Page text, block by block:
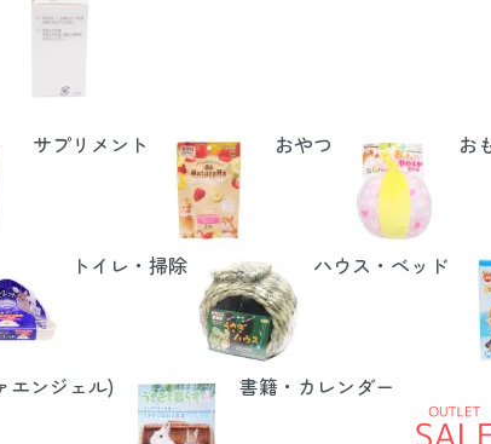
サプリメント おやつ お
トイレ・掃除 ハウス・ベッド
エンジェル) 書籍・カレンダー